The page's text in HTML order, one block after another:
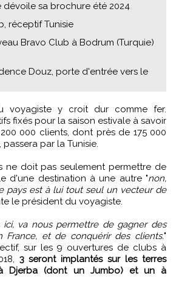
dévoile sa brochure été 2024
réceptif Tunisie
Bravo Club à Bodrum (Turquie)
Douz, porte d'entrée vers le
fixés pour la saison estivale à savoir
000 clients, dont près de 175 000
par la Tunisie.
ne doit pas seulement permettre de
d'une destination à une autre "non,
pays est à lui tout seul un vecteur de
le président du voyagiste.
va nous permettre de gagner des
France, et de conquérir des clients."
sur les 9 ouvertures de clubs à
3 seront implantés sur les terres
Djerba (dont un Jumbo) et un à